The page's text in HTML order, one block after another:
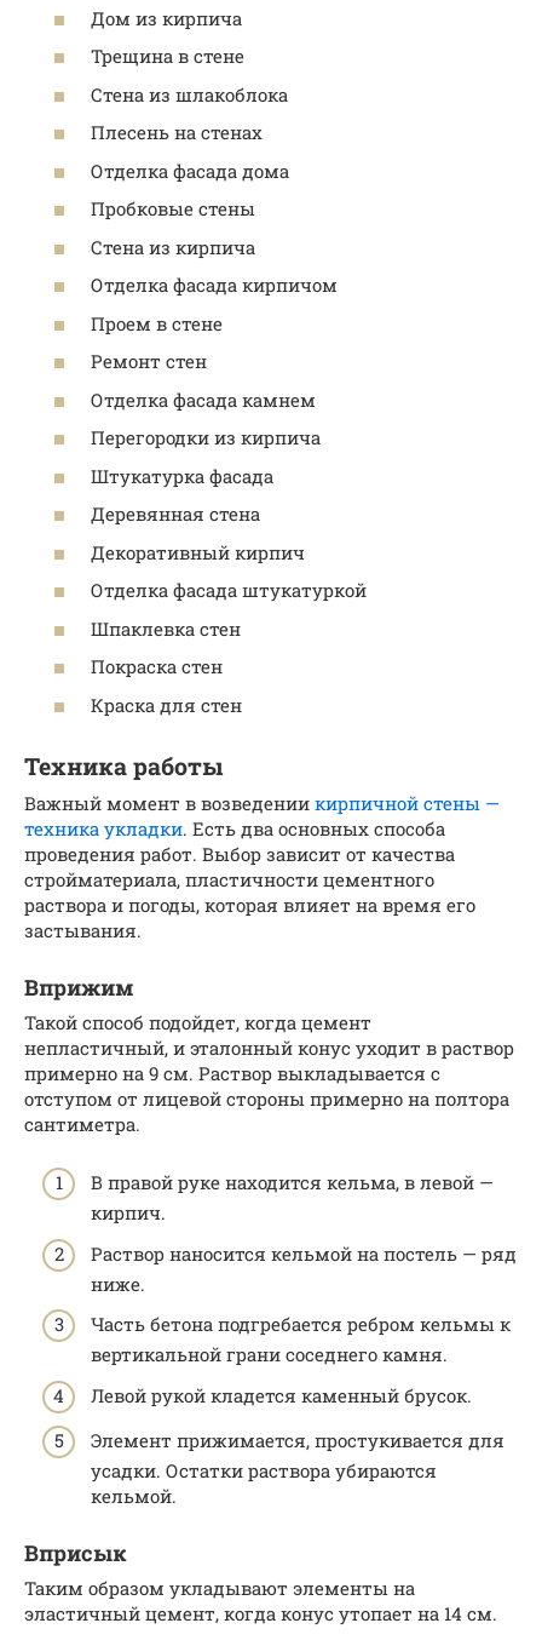
Дом из кирпича
Трещина в стене
Стена из шлакоблока
Плесень на стенах
Отделка фасада дома
Пробковые стены
Стена из кирпича
Отделка фасада кирпичом
Проем в стене
Ремонт стен
Отделка фасада камнем
Перегородки из кирпича
Штукатурка фасада
Деревянная стена
Декоративный кирпич
Отделка фасада штукатуркой
Шпаклевка стен
Покраска стен
Краска для стен
Техника работы
Важный момент в возведении кирпичной стены —
техника укладки. Есть два основных способа
проведения работ. Выбор зависит от качества
стройматериала, пластичности цементного
раствора и погоды, которая влияет на время его
застывания.
Вприжим
Такой способ подойдет, когда цемент
непластичный, и эталонный конус уходит в раствор
примерно на 9 см. Раствор выкладывается с
отступом от лицевой стороны примерно на полтора
сантиметра.
В правой руке находится кельма, в левой —
кирпич.
Раствор наносится кельмой на постель — ряд
ниже.
Часть бетона подгребается ребром кельмы к
вертикальной грани соседнего камня.
Левой рукой кладется каменный брусок.
Элемент прижимается, простукивается для
усадки. Остатки раствора убираются
кельмой.
Вприсык
Таким образом укладывают элементы на
эластичный цемент, когда конус утопает на 14 см.